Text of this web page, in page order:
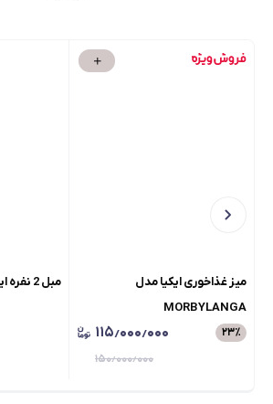
میز غذاخوری ایکیا مدل
MORBYLANGA
۲۳٪ ۱۱۵٫۰۰۰٫۰۰۰
۱۵۰٫۰۰۰٫۰۰۰
مبل 2 نفره ایکیا مدل KIVIK